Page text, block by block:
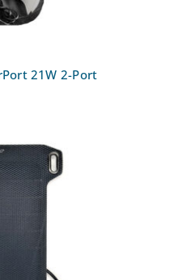
21W 2-Port
LEAF Mini